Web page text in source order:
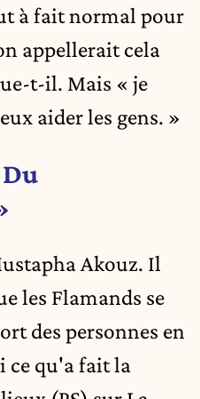
à fait normal pour
appellerait cela
t-il. Mais « je
aider les gens. »
Akouz. Il
les Flamands se
des personnes en
ce qu'a fait la